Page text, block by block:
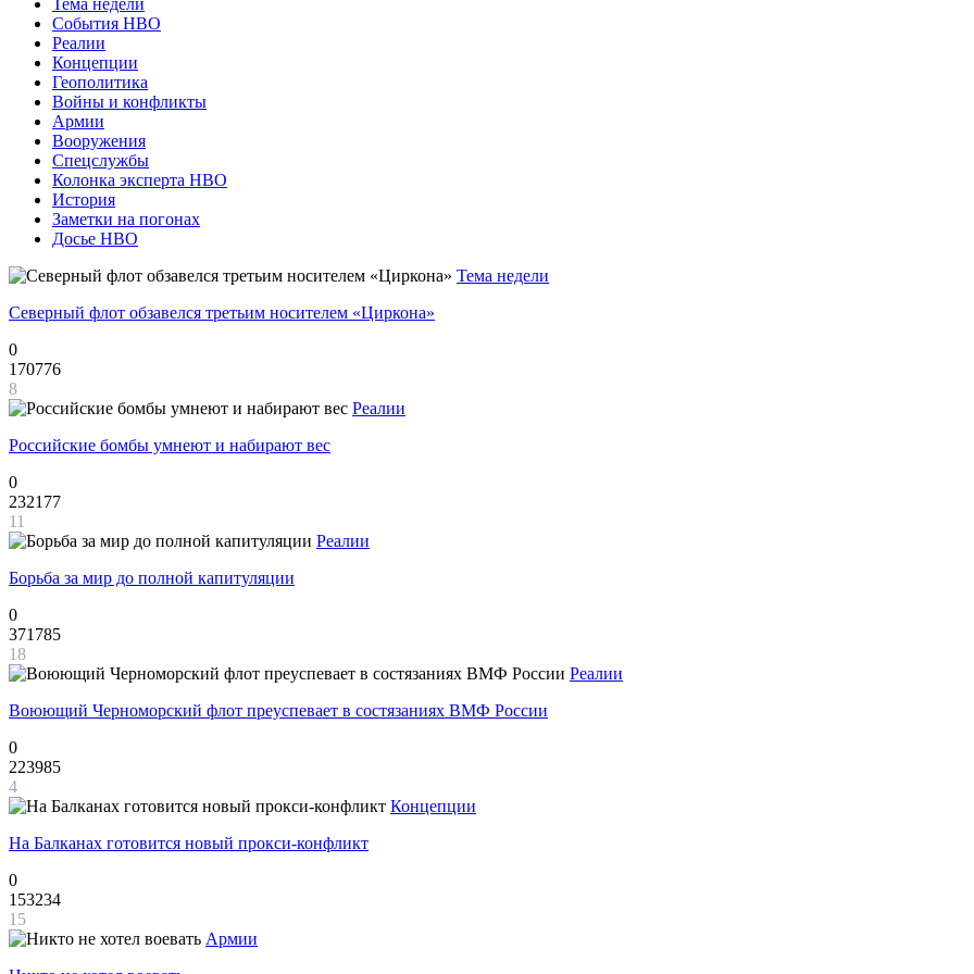
Тема недели
События НВО
Реалии
Концепции
Геополитика
Войны и конфликты
Армии
Вооружения
Спецслужбы
Колонка эксперта НВО
История
Заметки на погонах
Досье НВО
Тема недели
Северный флот обзавелся третьим носителем «Циркона»
0
170776
8
Реалии
Российские бомбы умнеют и набирают вес
0
232177
11
Реалии
Борьба за мир до полной капитуляции
0
371785
18
Реалии
Воюющий Черноморский флот преуспевает в состязаниях ВМФ России
0
223985
4
Концепции
На Балканах готовится новый прокси-конфликт
0
153234
15
Армии